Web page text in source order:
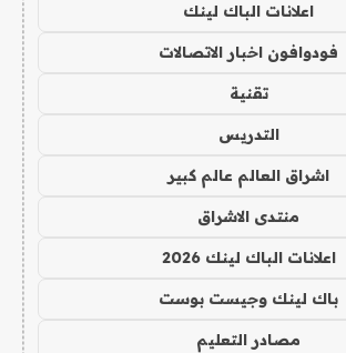
اعلانات الباك لينك
فودوافون اخبار الاتصالات
تقنية
التدريس
اشراق العالم عالم كبير
منتدى الاشراق
اعلانات الباك لينك 2026
باك لينك وجيست بوست
مصادر التعليم